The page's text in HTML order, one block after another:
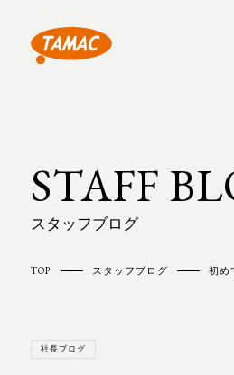
STAFF
スタッフブログ
TOP スタッフブログ 初め
社長ブログ